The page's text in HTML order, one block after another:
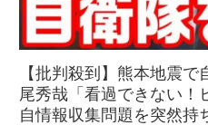
【批判殺到】熊本地震
尾秀哉「看過できない！
自情報収集問題を突然持